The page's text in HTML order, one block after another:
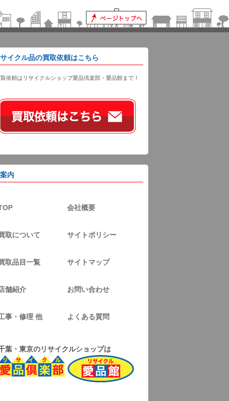
サイクル品の買取依頼はこちら
取依頼はリサイクルショップ愛品倶楽部・愛品館まで！
内
会社概要
取について サイトポリシー
取品目一覧 サイトマップ
舗紹介 お問い合わせ
事・修理 他 よくある質問
葉・東京のリサイクルショップは